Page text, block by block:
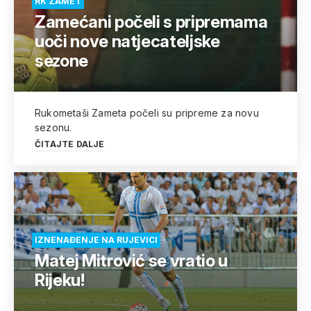
Zamećani počeli s pripremama
uoči nove natjecateljske
sezone
Rukometaši Zameta počeli su pripreme za novu
sezonu.
ČITAJTE DALJE
IZNENAĐENJE NA RUJEVICI
Matej Mitrović se vratio u
Rijeku!